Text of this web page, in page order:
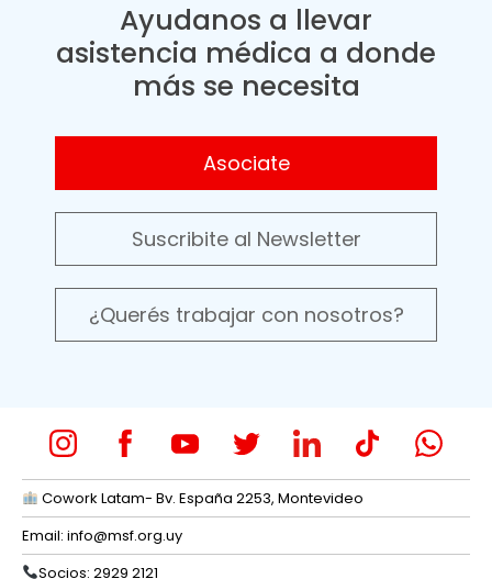
Ayudanos a llevar
asistencia médica a donde
más se necesita
Asociate
Suscribite al Newsletter
¿Querés trabajar con nosotros?
Cowork Latam- Bv. España 2253, Montevideo
Email: info@msf.org.uy
Socios: 2929 2121